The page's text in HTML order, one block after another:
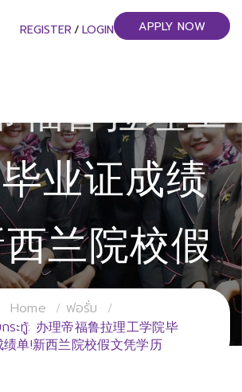
REGISTER / LOGIN APPLY NOW
福鲁拉理工
业证成绩
兰院校假
凭学历
การจัดการอุตสาหกรรมบริการ
Home
ฟอรั่ม
ระทู้: 办理帝福鲁拉理工学院毕
单!新西兰院校假文凭学历